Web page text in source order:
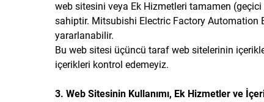
web sitesini veya Ek Hizmetleri tamamen
sahiptir. Mitsubishi Electric Factory Automation
yararlanabilir.
Bu web sitesi üçüncü taraf web sitelerinin
içerikleri kontrol edemeyiz.
3. Web Sitesinin Kullanımı, Ek Hizmetler ve